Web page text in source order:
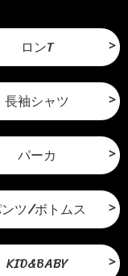
ロンT
長袖シャツ
パーカ
ツ/ボトムス
KID&BABY